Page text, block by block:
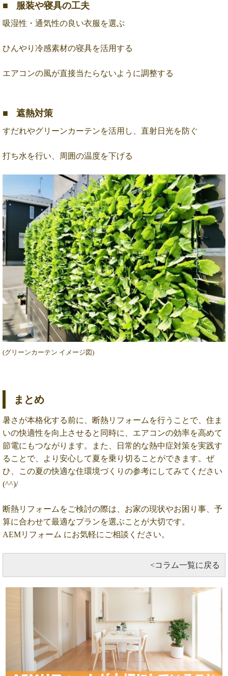
服装や寝具の工夫
吸湿性・通気性の良い衣服を選ぶ
ひんやり冷感素材の寝具を活用する
エアコンの風が直接当たらないように調整する
遮熱対策
すだれやグリーンカーテンを活用し、直射日光を防ぐ
打ち水を行い、周囲の温度を下げる
(グリーンカーテン イメージ図)
まとめ
暑さが本格化する前に、断熱リフォームを行うことで、住ま
いの快適性を向上させると同時に、エアコンの効率を高めて
節電にもつながります。
また、日常的な熱中症対策を実践す
ることで、より安心して夏を乗り切ることができます。 ぜ
ひ、この夏の快適な住環境づくりの参考にしてみてください
(^^)/
断熱リフォームをご検討の際は、お家の現状やお困り事、予
算に合わせて最適なプランを選ぶことが大切です。
AEMリフォーム にお気軽にご相談ください。
<コラム一覧に戻る